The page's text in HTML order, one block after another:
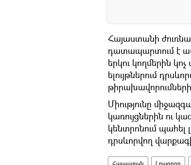
Հայաստանի
դատապարտում է
երկու կողմերին
ելույթներում
Միությունը
կառույցներին ու
կենտրոնում
դրսևորվող
Հայաստան Լրագրող